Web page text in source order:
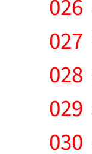
026
027
028
029
030